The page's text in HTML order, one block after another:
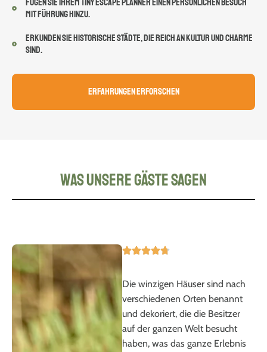
FÜGEN SIE IHREM TINY ESCAPE PLANNER EINEN PERSÖNLICHEN BESUCH
MIT FÜHRUNG HINZU.
ERKUNDEN SIE HISTORISCHE STÄDTE, DIE REICH AN KULTUR UND CHARME
SIND.
Erfahrungen erforschen
Was unsere Gäste sagen
Die winzigen Häuser sind nach
verschiedenen Orten benannt
und dekoriert, die die Besitzer
auf der ganzen Welt besucht
haben, was das ganze Erlebnis